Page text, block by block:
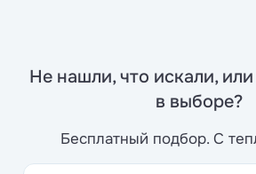
Не нашли, что искали,
в выборе?
Бесплатный подбор. С